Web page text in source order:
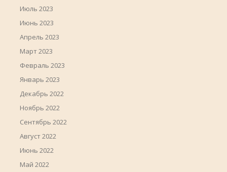
Июль 2023
Июнь 2023
Апрель 2023
Март 2023
Февраль 2023
Январь 2023
Декабрь 2022
Ноябрь 2022
Сентябрь 2022
Август 2022
Июнь 2022
Май 2022